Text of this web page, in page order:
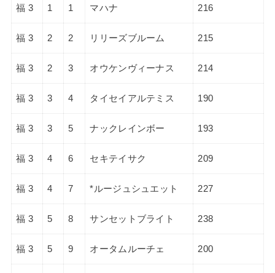
福 3 1 1 マハナ 216
福 3 2 2 リリーズブルーム 215
福 3 2 3 オウケンヴィーナス 214
福 3 3 4 タイセイアルテミス 190
福 3 3 5 ナックレインボー 193
福 3 4 6 セキテイサク 209
福 3 4 7 *ルージュシュエット 227
福 3 5 8 サンセットブライト 238
福 3 5 9 オータムルーチェ 200